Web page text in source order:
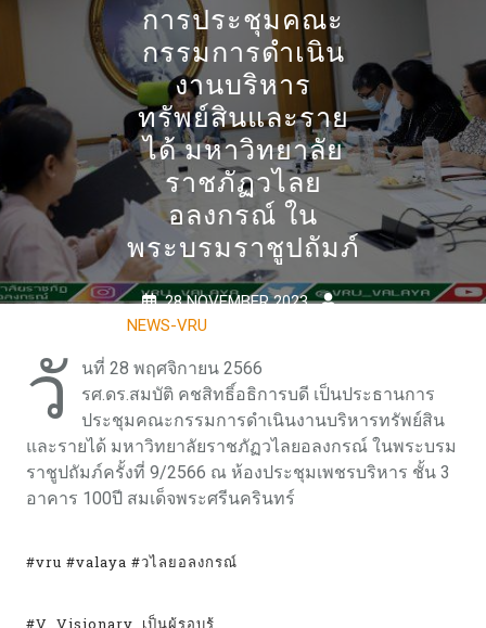
การประชุมคณะ
กรรมการดำเนิน
งานบริหาร
ทรัพย์สินและราย
ได้ มหาวิทยาลัย
ราชภัฏวไลย
อลงกรณ์ ใน
พระบรมราชูปถัมภ์
28 NOVEMBER 2023
NEWS-VRU
วั
นที่ 28 พฤศจิกายน 2566
รศ.ดร.สมบัติ คชสิทธิ์อธิการบดี เป็นประธานการ
ประชุมคณะกรรมการดำเนินงานบริหารทรัพย์สิน
และรายได้ มหาวิทยาลัยราชภัฏวไลยอลงกรณ์ ในพระบรม
ราชูปถัมภ์ครั้งที่ 9/2566 ณ ห้องประชุมเพชรบริหาร ชั้น 3
อาคาร 100ปี สมเด็จพระศรีนครินทร์
#vru #valaya #วไลยอลงกรณ์
#V_Visionary_เป็นผู้รอบรู้